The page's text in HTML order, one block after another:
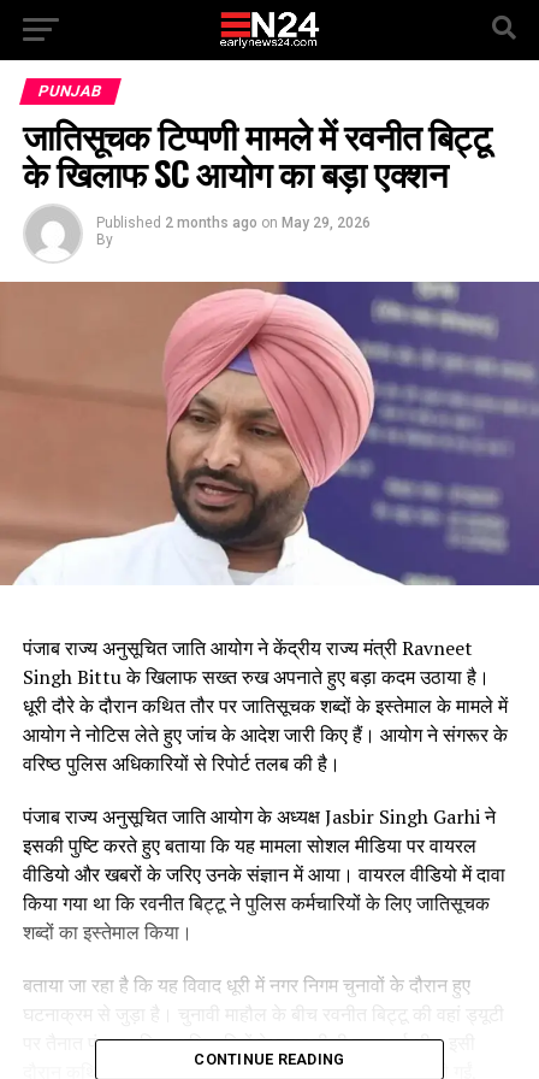
PUNJAB
जातिसूचक टिप्पणी मामले में रवनीत बिट्टू
के खिलाफ SC आयोग का बड़ा एक्शन
Published 2 months ago on May 29, 2026
By
पंजाब राज्य अनुसूचित जाति आयोग ने केंद्रीय राज्य मंत्री Ravneet
Singh Bittu के खिलाफ सख्त रुख अपनाते हुए बड़ा कदम उठाया है।
धूरी दौरे के दौरान कथित तौर पर जातिसूचक शब्दों के इस्तेमाल के मामले में
आयोग ने नोटिस लेते हुए जांच के आदेश जारी किए हैं। आयोग ने संगरूर के
वरिष्ठ पुलिस अधिकारियों से रिपोर्ट तलब की है।
पंजाब राज्य अनुसूचित जाति आयोग के अध्यक्ष Jasbir Singh Garhi ने
इसकी पुष्टि करते हुए बताया कि यह मामला सोशल मीडिया पर वायरल
वीडियो और खबरों के जरिए उनके संज्ञान में आया। वायरल वीडियो में दावा
किया गया था कि रवनीत बिट्टू ने पुलिस कर्मचारियों के लिए जातिसूचक
शब्दों का इस्तेमाल किया।
बताया जा रहा है कि यह विवाद धूरी में नगर निगम चुनावों के दौरान हुए
घटनाक्रम से जुड़ा है। चुनावी माहौल के बीच रवनीत बिट्टू की वहां ड्यूटी
पर तैनात पंजाब पुलिस अधिकारियों के साथ तीखी बहस हुई थी। इसी
दौरान कथित तौर पर आपत्तिजनक और जातिसूचक टिप्पणियां की गईं,
CONTINUE READING